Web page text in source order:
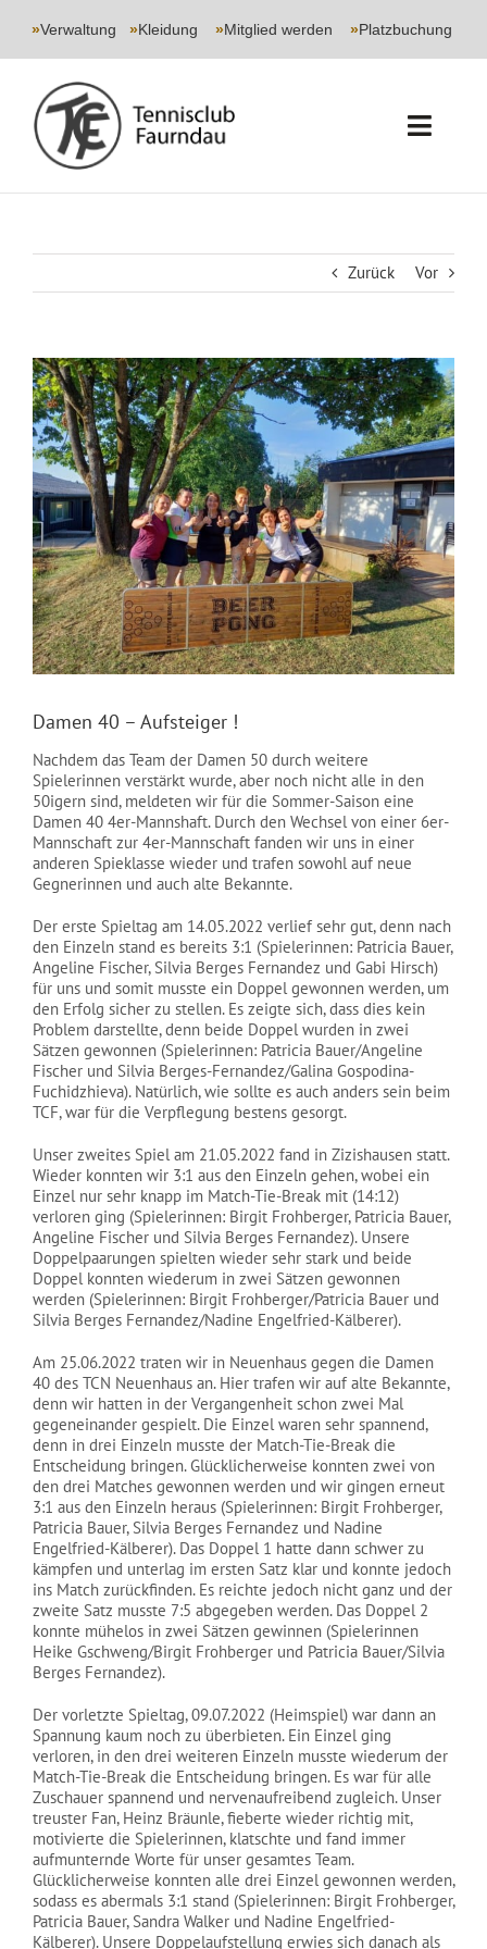
»Verwaltung »Kleidung »Mitglied werden »Platzbuchung
JUGEND
EVENTS
NEWS
Zurück Vor
Zeige
grösseres
Bild
Damen 40 – Aufsteiger !
Nachdem das Team der Damen 50 durch weitere
Spielerinnen verstärkt wurde, aber noch nicht alle in den
50igern sind, meldeten wir für die Sommer-Saison eine
Damen 40 4er-Mannshaft. Durch den Wechsel von einer 6er-
Mannschaft zur 4er-Mannschaft fanden wir uns in einer
anderen Spieklasse wieder und trafen sowohl auf neue
Gegnerinnen und auch alte Bekannte.
Der erste Spieltag am 14.05.2022 verlief sehr gut, denn nach
den Einzeln stand es bereits 3:1 (Spielerinnen: Patricia Bauer,
Angeline Fischer, Silvia Berges Fernandez und Gabi Hirsch)
für uns und somit musste ein Doppel gewonnen werden, um
den Erfolg sicher zu stellen. Es zeigte sich, dass dies kein
Problem darstellte, denn beide Doppel wurden in zwei
Sätzen gewonnen (Spielerinnen: Patricia Bauer/Angeline
Fischer und Silvia Berges-Fernandez/Galina Gospodina-
Fuchidzhieva). Natürlich, wie sollte es auch anders sein beim
TCF, war für die Verpflegung bestens gesorgt.
Unser zweites Spiel am 21.05.2022 fand in Zizishausen statt.
Wieder konnten wir 3:1 aus den Einzeln gehen, wobei ein
Einzel nur sehr knapp im Match-Tie-Break mit (14:12)
verloren ging (Spielerinnen: Birgit Frohberger, Patricia Bauer,
Angeline Fischer und Silvia Berges Fernandez). Unsere
Doppelpaarungen spielten wieder sehr stark und beide
Doppel konnten wiederum in zwei Sätzen gewonnen
werden (Spielerinnen: Birgit Frohberger/Patricia Bauer und
Silvia Berges Fernandez/Nadine Engelfried-Kälberer).
Am 25.06.2022 traten wir in Neuenhaus gegen die Damen
40 des TCN Neuenhaus an. Hier trafen wir auf alte Bekannte,
denn wir hatten in der Vergangenheit schon zwei Mal
gegeneinander gespielt. Die Einzel waren sehr spannend,
denn in drei Einzeln musste der Match-Tie-Break die
Entscheidung bringen. Glücklicherweise konnten zwei von
den drei Matches gewonnen werden und wir gingen erneut
3:1 aus den Einzeln heraus (Spielerinnen: Birgit Frohberger,
Patricia Bauer, Silvia Berges Fernandez und Nadine
Engelfried-Kälberer). Das Doppel 1 hatte dann schwer zu
kämpfen und unterlag im ersten Satz klar und konnte jedoch
ins Match zurückfinden. Es reichte jedoch nicht ganz und der
zweite Satz musste 7:5 abgegeben werden. Das Doppel 2
konnte mühelos in zwei Sätzen gewinnen (Spielerinnen
Heike Gschweng/Birgit Frohberger und Patricia Bauer/Silvia
Berges Fernandez).
Der vorletzte Spieltag, 09.07.2022 (Heimspiel) war dann an
Spannung kaum noch zu überbieten. Ein Einzel ging
verloren, in den drei weiteren Einzeln musste wiederum der
Match-Tie-Break die Entscheidung bringen. Es war für alle
Zuschauer spannend und nervenaufreibend zugleich. Unser
treuster Fan, Heinz Bräunle, fieberte wieder richtig mit,
motivierte die Spielerinnen, klatschte und fand immer
aufmunternde Worte für unser gesamtes Team.
Glücklicherweise konnten alle drei Einzel gewonnen werden,
sodass es abermals 3:1 stand (Spielerinnen: Birgit Frohberger,
Patricia Bauer, Sandra Walker und Nadine Engelfried-
Kälberer). Unsere Doppelaufstellung erwies sich danach als